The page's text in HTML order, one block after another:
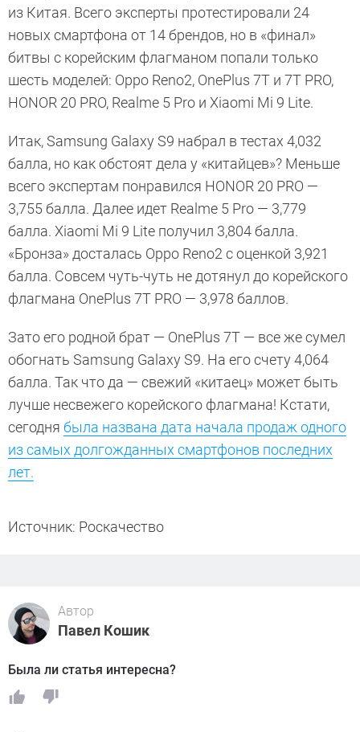
из Китая. Всего эксперты протестировали 24
новых смартфона от 14 брендов, но в «финал»
битвы с корейским флагманом попали только
шесть моделей: Oppo Reno2, OnePlus 7T и 7T PRO,
HONOR 20 PRO, Realme 5 Pro и Xiaomi Mi 9 Lite.
Итак, Samsung Galaxy S9 набрал в тестах 4,032
балла, но как обстоят дела у «китайцев»? Меньше
всего экспертам понравился HONOR 20 PRO —
3,755 балла. Далее идет Realme 5 Pro — 3,779
балла. Xiaomi Mi 9 Lite получил 3,804 балла.
«Бронза» досталась Oppo Reno2 с оценкой 3,921
балла. Совсем чуть-чуть не дотянул до корейского
флагмана OnePlus 7T PRO — 3,978 баллов.
Зато его родной брат — OnePlus 7T — все же сумел
обогнать Samsung Galaxy S9. На его счету 4,064
балла. Так что да — свежий «китаец» может быть
лучше несвежего корейского флагмана! Кстати,
сегодня была названа дата начала продаж одного
из самых долгожданных смартфонов последних
лет.
Источник: Роскачество
Автор
Павел Кошик
Была ли статья интересна?